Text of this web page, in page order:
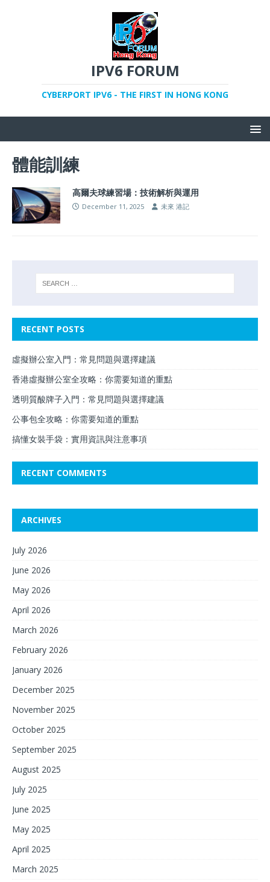
IPV6 FORUM
CYBERPORT IPV6 - THE FIRST IN HONG KONG
體能訓練
高爾夫球練習場：技術解析與運用
December 11, 2025 未來 港記
RECENT POSTS
虛擬辦公室入門：常見問題與選擇建議
香港虛擬辦公室全攻略：你需要知道的重點
透明質酸牌子入門：常見問題與選擇建議
公事包全攻略：你需要知道的重點
搞懂女裝手袋：實用資訊與注意事項
RECENT COMMENTS
ARCHIVES
July 2026
June 2026
May 2026
April 2026
March 2026
February 2026
January 2026
December 2025
November 2025
October 2025
September 2025
August 2025
July 2025
June 2025
May 2025
April 2025
March 2025